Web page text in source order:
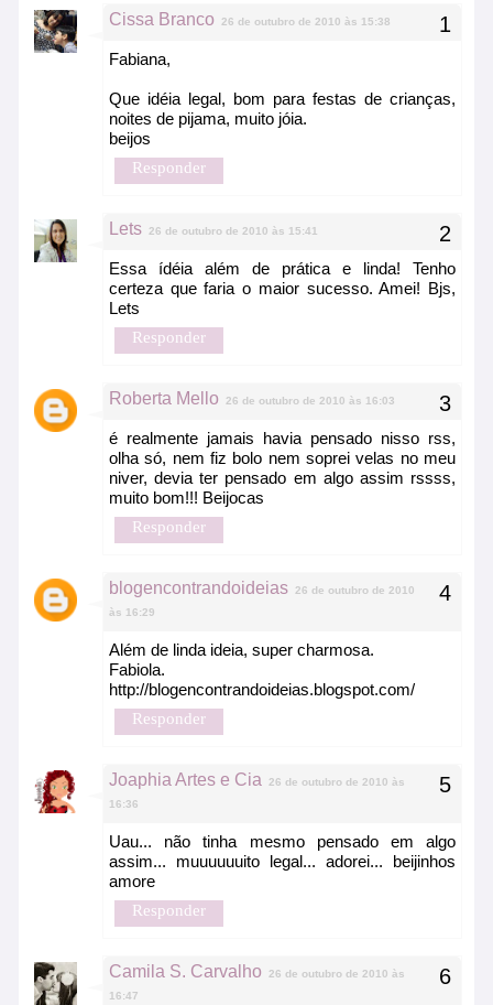
Cissa Branco 26 de outubro de 2010 às 15:38
Fabiana,
Que idéia legal, bom para festas de crianças,
noites de pijama, muito jóia.
beijos
Responder
Lets 26 de outubro de 2010 às 15:41
Essa ídéia além de prática e linda! Tenho
certeza que faria o maior sucesso. Amei! Bjs,
Lets
Responder
Roberta Mello 26 de outubro de 2010 às 16:03
é realmente jamais havia pensado nisso rss,
olha só, nem fiz bolo nem soprei velas no meu
niver, devia ter pensado em algo assim rssss,
muito bom!!! Beijocas
Responder
blogencontrandoideias 26 de outubro de 2010
às 16:29
Além de linda ideia, super charmosa.
Fabiola.
http://blogencontrandoideias.blogspot.com/
Responder
Joaphia Artes e Cia
26 de outubro de 2010 às
16:36
Uau... não tinha mesmo pensado em algo
assim... muuuuuuito legal... adorei... beijinhos
amore
Responder
Camila S. Carvalho 26 de outubro de 2010 às
16:47